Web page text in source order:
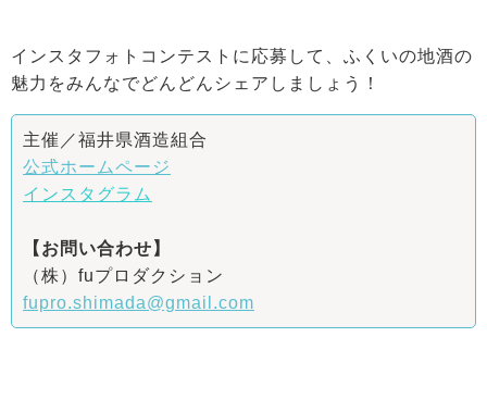
インスタフォトコンテストに応募して、ふくいの地酒の
魅力をみんなでどんどんシェアしましょう！
主催／福井県酒造組合
公式ホームページ
インスタグラム
【お問い合わせ】
（株）fuプロダクション
fupro.shimada@gmail.com